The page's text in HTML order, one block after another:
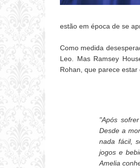
estão em época de se
Como medida
Leo. Mas Ramsey
Rohan, que parece estar
"Após
Desde a
nada fácil,
jogos e
Amelia